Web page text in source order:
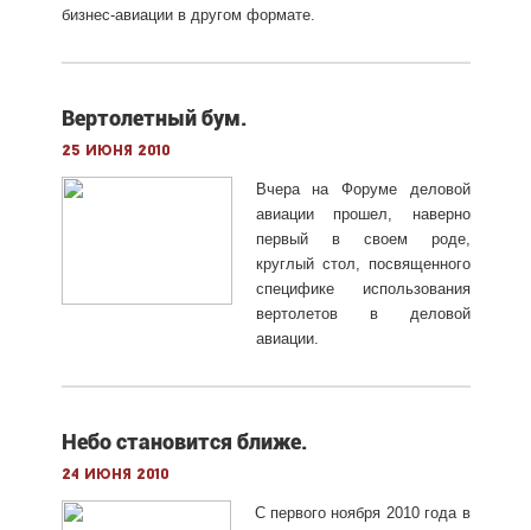
бизнес-авиации в другом формате.
Вертолетный бум.
25 июня 2010
Вчера на Форуме деловой
авиации прошел, наверно
первый в своем роде,
круглый стол, посвященного
специфике использования
вертолетов в деловой
авиации.
Небо становится ближе.
24 июня 2010
С первого ноября 2010 года в